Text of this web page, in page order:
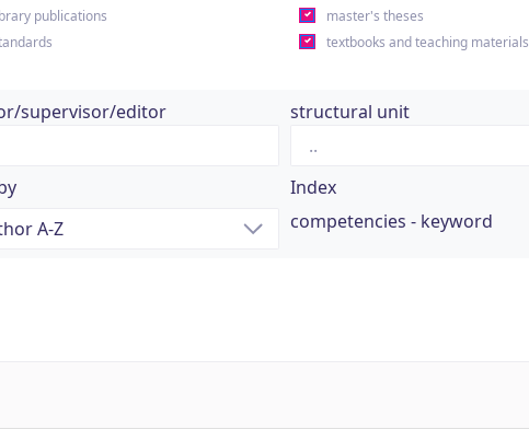
publications master's theses
textbooks and teaching materials
supervisor/editor structural unit
Index
competencies - keyword